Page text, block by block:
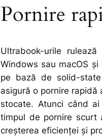
Pornire
Ultrabook-urile
Windows sau macOS
pe bază de solid-
asigură o pornire
stocate. Atunci când
timpul de pornire scurt
creșterea eficienței și